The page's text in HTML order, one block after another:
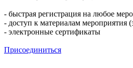
- быстрая регистрация на любое
- доступ к материалам мероприятия
- электронные сертификаты
Присоединиться